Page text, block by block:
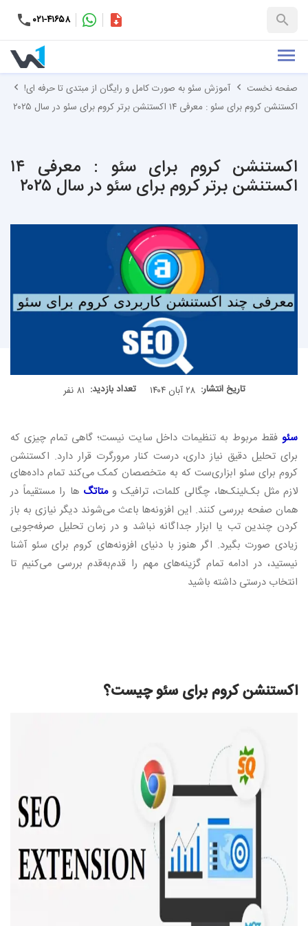
۰۲۱-۴۱۶۵۸
+۹۸-کاتالوگ
صفحه نخست
آموزش سئو به صورت کامل و رایگان از مبتدی تا حرفه ای!
اکستنشن کروم برای سئو : معرفی ۱۴ اکستنشن برتر کروم برای سئو در سال ۲۰۲۵
اکستنشن کروم برای سئو : معرفی ۱۴
اکستنشن برتر کروم برای سئو در سال ۲۰۲۵
تاریخ انتشار: ۲۸ آبان ۱۴۰۴ تعداد بازدید: ۸۱ نفر
سئو فقط مربوط به تنظیمات داخل سایت نیست؛ گاهی تمام چیزی که
برای تحلیل دقیق نیاز داری، درست کنار مرورگرت قرار دارد. اکستنشن
کروم برای سئو ابزاری‌ست که به متخصصان کمک می‌کند تمام داده‌های
لازم مثل بک‌لینک‌ها، چگالی کلمات، ترافیک ومتاتگ‌ ها را مستقیماً در
همان صفحه بررسی کنند. این افزونه‌ها باعث می‌شوند دیگر نیازی به باز
کردن چندین تب یا ابزار جداگانه نباشد و در زمان تحلیل صرفه‌جویی
زیادی صورت بگیرد. اگر هنوز با دنیای افزونه‌های کروم برای سئو آشنا
نیستید، در ادامه تمام گزینه‌های مهم را قدم‌به‌قدم بررسی می‌کنیم تا
انتخاب درستی داشته باشید
اکستنشن کروم برای سئو چیست؟